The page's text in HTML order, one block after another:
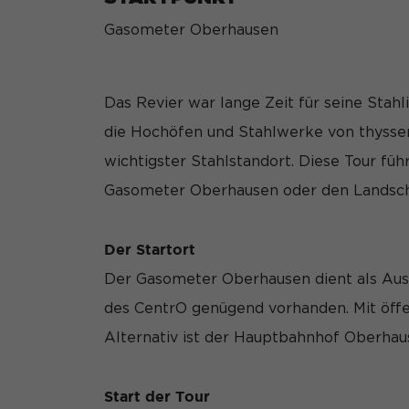
Gasometer Oberhausen
Das Revier war lange Zeit für seine
die Hochöfen und Stahlwerke von
wichtigster Stahlstandort. Diese Tour
Gasometer Oberhausen oder den
Der Startort
Der Gasometer Oberhausen dient als
des CentrO genügend vorhanden. Mit
Alternativ ist der Hauptbahnhof
Start der Tour
während andere uns
Hier finden Sie eine
auswählen.
erforderlich.
Statistiken (1)